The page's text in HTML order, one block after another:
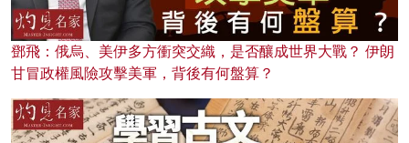
鄧飛：俄烏、美伊多方衝突交織，是否釀成世界大戰？ 伊朗
甘冒政權風險攻擊美軍，背後有何盤算？